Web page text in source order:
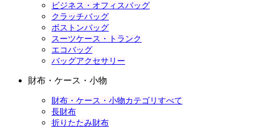
ビジネス・オフィスバッグ
クラッチバッグ
ボストンバッグ
スーツケース・トランク
エコバッグ
バッグアクセサリー
財布・ケース・小物
財布・ケース・小物カテゴリすべて
長財布
折りたたみ財布